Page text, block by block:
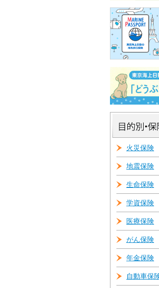
火災保険
地震保険
生命保険
学資保険
医療保険
がん保険
年金保険
自動車保